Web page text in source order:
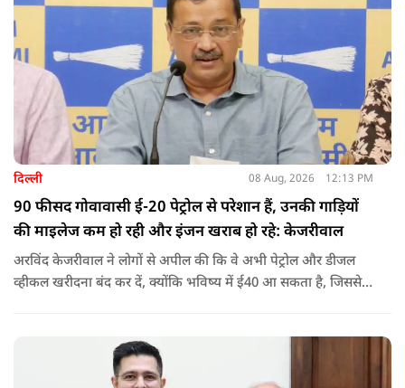
दिल्ली 08 Aug, 2026 12:13 PM
90 फीसद गोवावासी ई-20 पेट्रोल से परेशान हैं, उनकी गाड़ियों
की माइलेज कम हो रही और इंजन खराब हो रहे: केजरीवाल
अरविंद केजरीवाल ने लोगों से अपील की कि वे अभी पेट्रोल और डीजल
व्हीकल खरीदना बंद कर दें, क्योंकि भविष्य में ई40 आ सकता है, जिससे